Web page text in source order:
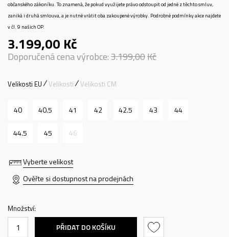
občanského zákoníku. To znamená, že pokud využijete právo odstoupit od jedné z těchto smluv,
zaniká i druhá smlouva, a je nutné vrátit oba zakoupené výrobky. Podrobné podmínky akce najdete
v čl. 9 našich OP.
3.199,00 Kč
Doporučená cena výrobce:3.199,00Kč
Vyberte velikost
Velikosti EU Velikosti Velikosti CM
40 40.5 41 42 42.5 43 44
44.5 45 46
Ověřte si dostupnost na prodejnách
Množství:
PŘIDAT DO KOŠÍKU